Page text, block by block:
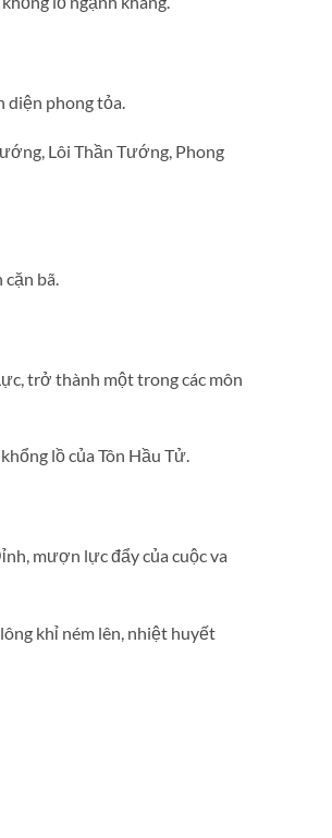
phong tỏa.
Lôi Thần Tướng, Phong
bã.
trở thành một trong các môn
lồ của Tôn Hầu Tử.
mượn lực đẩy của cuộc va
khỉ ném lên, nhiệt huyết